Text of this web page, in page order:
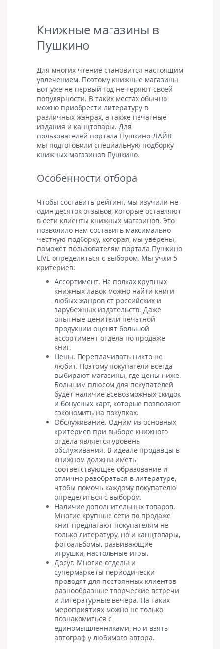
Книжные магазины в
Пушкино
Для многих чтение становится настоящим
увлечением. Поэтому книжные магазины
вот уже не первый год не теряют своей
популярности. В таких местах обычно
можно приобрести литературу в
различных жанрах, а также печатные
издания и канцтовары. Для
пользователей портала Пушкино-ЛАЙВ
мы подготовили специальную подборку
книжных магазинов Пушкино.
Особенности отбора
Чтобы составить рейтинг, мы изучили не
один десяток отзывов, которые оставляют
в сети клиенты книжных магазинов. Это
позволило нам составить максимально
честную подборку, которая, мы уверены,
поможет пользователям портала Пушкино
LIVE определиться с выбором. Мы учли 5
критериев:
Ассортимент. На полках крупных
книжных лавок можно найти книги
любых жанров от российских и
зарубежных издательств. Даже
опытные ценители печатной
продукции оценят большой
ассортимент отдела по продаже
книг.
Цены. Переплачивать никто не
любит. Поэтому покупатели всегда
выбирают магазины, где цены ниже.
Большим плюсом для покупателей
будет наличие всевозможных скидок
и бонусных карт, которые позволяют
сэкономить на покупках.
Обслуживание. Одним из основных
критериев при выборе книжного
отдела является уровень
обслуживания. В идеале продавцы в
книжном должны иметь
соответствующее образование и
отлично разобраться в литературе,
чтобы помочь каждому покупателю
определиться с выбором.
Наличие дополнительных товаров.
Многие крупные сети по продаже
книг предлагают покупателям не
только литературу, но и канцтовары,
фотоальбомы, развивающие
игрушки, настольные игры.
Досуг. Многие отделы и
супермаркеты периодически
проводят для постоянных клиентов
разнообразные творческие встречи
и литературные вечера. На таких
мероприятиях можно не только
познакомиться с
единомышленниками, но и взять
автограф у любимого автора.